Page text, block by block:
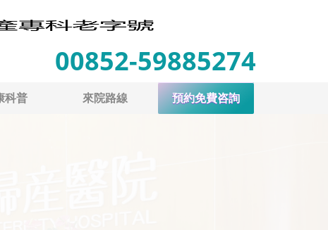
00852-59885274
科普 來院路線 預約免費咨詢